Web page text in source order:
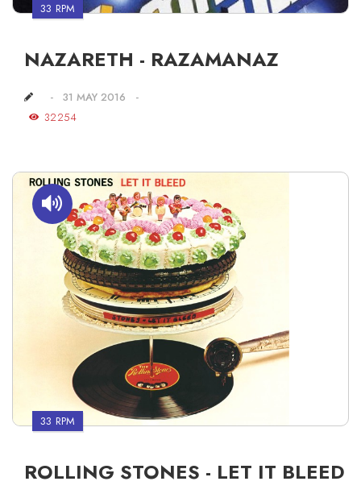
33 RPM
NAZARETH - RAZAMANAZ
31 MAY 2016
32254
33 RPM
ROLLING STONES - LET IT BLEED